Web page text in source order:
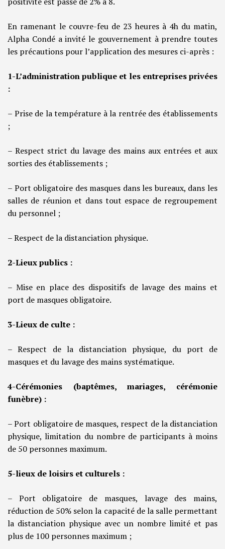
En ramenant le couvre-feu de 23 heures à 4h du matin,
Alpha Condé a invité le gouvernement à prendre toutes
les précautions pour l’application des mesures ci-après :
1-L’administration publique et les entreprises privées
:
– Prise de la température à la rentrée des établissements
;
– Respect strict du lavage des mains aux entrées et aux
sorties des établissements ;
– Port obligatoire des masques dans les bureaux, dans les
salles de réunion et dans tout espace de regroupement
du personnel ;
– Respect de la distanciation physique.
2-Lieux publics :
– Mise en place des dispositifs de lavage des mains et
port de masques obligatoire.
3-Lieux de culte :
– Respect de la distanciation physique, du port de
masques et du lavage des mains systématique.
4-Cérémonies (baptêmes, mariages, cérémonie
funèbre) :
– Port obligatoire de masques, respect de la distanciation
physique, limitation du nombre de participants à moins
de 50 personnes maximum.
5-lieux de loisirs et culturels :
– Port obligatoire de masques, lavage des mains,
réduction de 50% selon la capacité de la salle permettant
la distanciation physique avec un nombre limité et pas
plus de 100 personnes maximum ;